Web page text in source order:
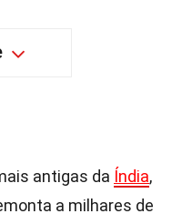
antigas da Índia,
a milhares de